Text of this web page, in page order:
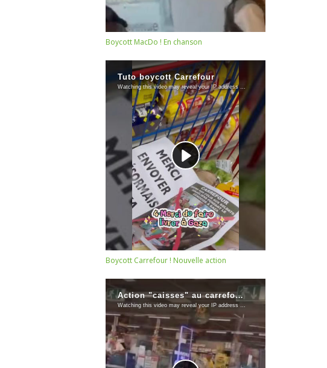
Boycott MacDo ! En chanson
Boycott Carrefour ! Nouvelle action